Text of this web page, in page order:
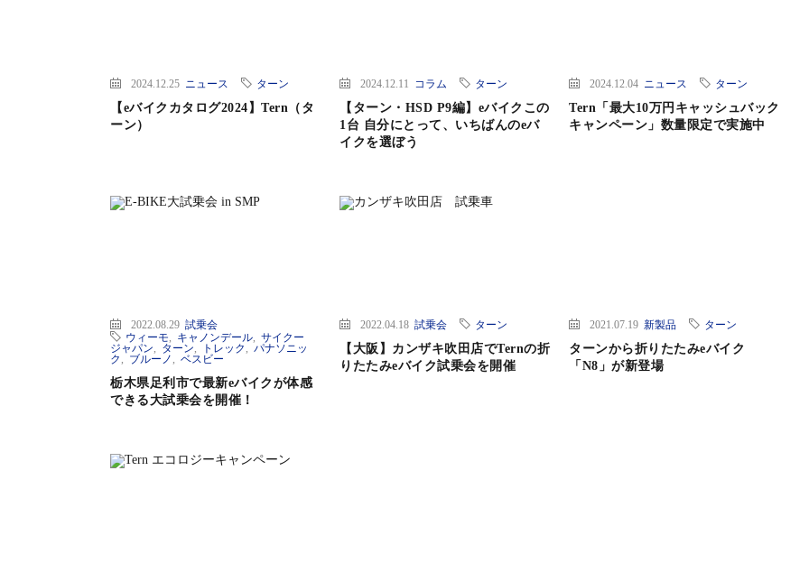
2024.12.25 ニュース ターン
【eバイクカタログ2024】Tern（タ
ーン）
2024.12.11 コラム ターン
【ターン・HSD P9編】eバイクこの
1台 自分にとって、いちばんのeバ
イクを選ぼう
2024.12.04 ニュース ターン
Tern「最大10万円キャッシュバック
キャンペーン」数量限定で実施中
2022.08.29 試乗会
ウィーモ
キャノンデール
サイクー
ジャパン
ターン トレック
パナソニッ
ク
ブルーノ ベスビー
栃木県足利市で最新eバイクが体感
できる大試乗会を開催！
2022.04.18試乗会 ターン
【大阪】カンザキ吹田店でTernの折
りたたみeバイク試乗会を開催
2021.07.19新製品 ターン
ターンから折りたたみeバイク
「N8」が新登場